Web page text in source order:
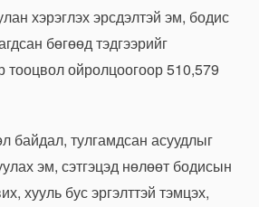
хэрэглэх эрсдэлтэй эм, бодис
бөгөөд тэдгээрийг
тооцвол ойролцоогоор 510,579
байдал, тулгамдсан асуудлыг
эм, сэтгэцэд нөлөөт бодисын
хууль бус эргэлттэй тэмцэх,